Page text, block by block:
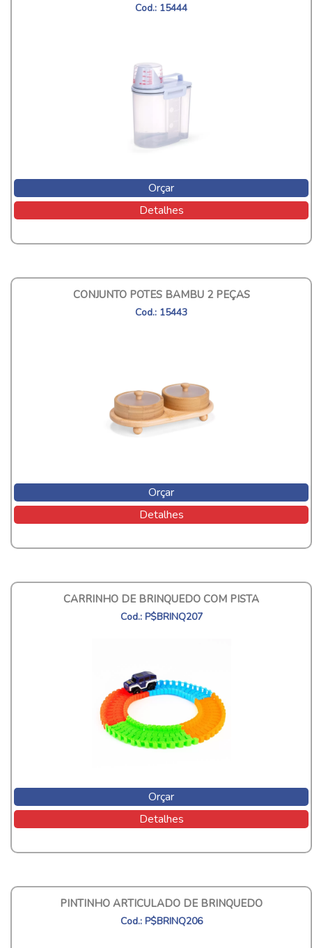
Cod.: 15444
Orçar
Detalhes
CONJUNTO POTES BAMBU 2 PEÇAS
Cod.: 15443
Orçar
Detalhes
CARRINHO DE BRINQUEDO COM PISTA
Cod.: P$BRINQ207
Orçar
Detalhes
PINTINHO ARTICULADO DE BRINQUEDO
Cod.: P$BRINQ206